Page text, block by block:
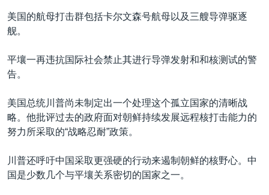
美国的航母打击群包括卡尔文森号航母以及三艘导弹驱逐
舰。
平壤一再违抗国际社会禁止其进行导弹发射和和核测试的警
告。
美国总统川普尚未制定出一个处理这个孤立国家的清晰战
略。他批评过去的政府面对朝鲜持续发展远程核打击能力的
努力所采取的“战略忍耐”政策。
川普还呼吁中国采取更强硬的行动来遏制朝鲜的核野心。中
国是少数几个与平壤关系密切的国家之一。